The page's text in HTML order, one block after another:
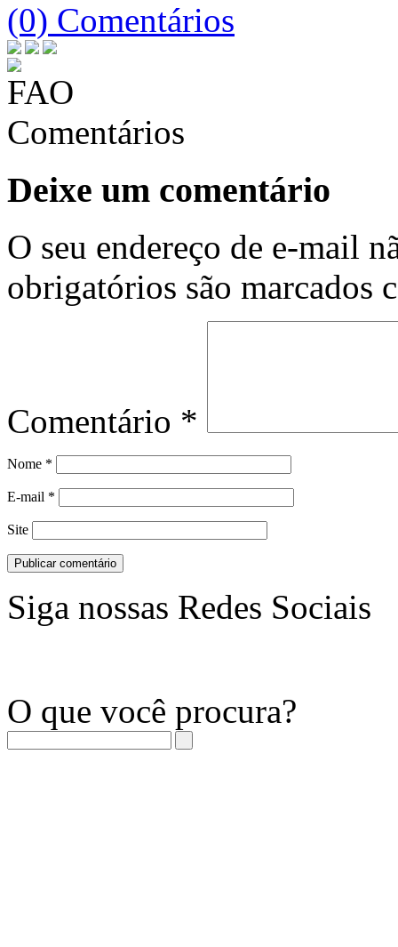
(0) Comentários
Comentários
Deixe um comentário
O seu endereço de e-mail
obrigatórios são marcados
Comentário *
Nome *
E-mail *
Site
Siga nossas Redes Sociais
O que você procura?